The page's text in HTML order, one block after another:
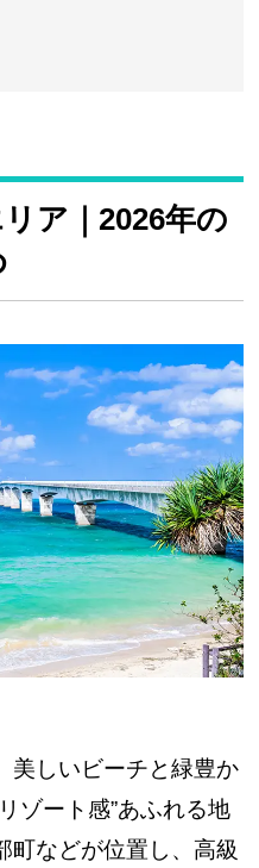
ア｜2026年の
美しいビーチと緑豊か
ゾート感”あふれる地
町などが位置し、高級